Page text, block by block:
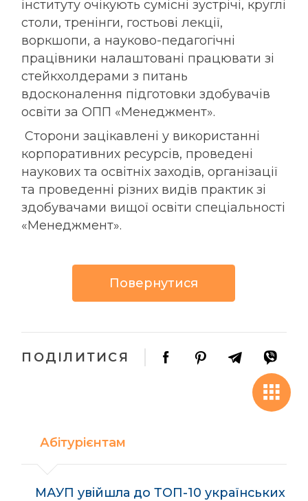
інституту очікують сумісні зустрічі, круглі
столи, тренінги, гостьові лекції,
воркшопи, а науково-педагогічні
працівники налаштовані працювати зі
стейкхолдерами з питань
вдосконалення підготовки здобувачів
освіти за ОПП «Менеджмент».
Сторони зацікавлені у використанні
корпоративних ресурсів, проведені
наукових та освітніх заходів, організації
та проведенні різних видів практик зі
здобувачами вищої освіти спеціальності
«Менеджмент».
Повернутися
ПОДІЛИТИСЯ
Абітурієнтам
МАУП увійшла до ТОП-10 українських